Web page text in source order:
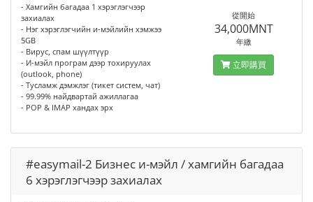
- Хамгийн багадаа 1 хэрэглэгчээр
захиалах
- Нэг хэрэглэгчийн и-мэйлийн хэмжээ
5GB
- Вирус, спам шүүлтүүр
- И-мэйл програм дээр тохируулах
(outlook, phone)
- Тусламж дэмжлэг (тикет систем, чат)
- 99.99% найдвартай ажиллагаа
- POP & IMAP хандах эрх
從開始
34,000MNT
年繳
立即購買
#easymail-2 Бизнес и-мэйл / хамгийн багадаа
6 хэрэглэгчээр захиалах